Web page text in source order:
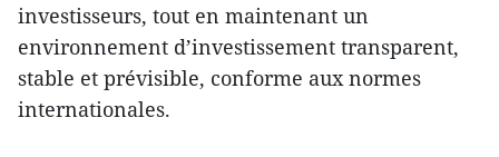
investisseurs, tout en maintenant un
environnement d’investissement transparent,
stable et prévisible, conforme aux normes
internationales.